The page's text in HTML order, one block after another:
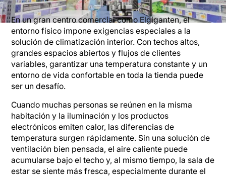
En un gran centro comercial como Elgiganten, el
entorno físico impone exigencias especiales a la
solución de climatización interior. Con techos altos,
grandes espacios abiertos y flujos de clientes
variables, garantizar una temperatura constante y un
entorno de vida confortable en toda la tienda puede
ser un desafío.
Cuando muchas personas se reúnen en la misma
habitación y la iluminación y los productos
electrónicos emiten calor, las diferencias de
temperatura surgen rápidamente. Sin una solución de
ventilación bien pensada, el aire caliente puede
acumularse bajo el techo y, al mismo tiempo, la sala de
estar se siente más fresca, especialmente durante el